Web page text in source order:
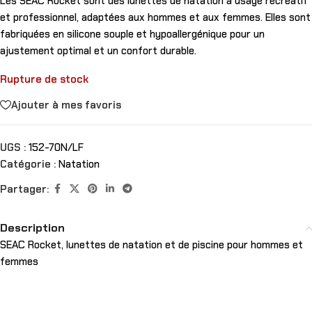
et professionnel, adaptées aux hommes et aux femmes. Elles sont
fabriquées en silicone souple et hypoallergénique pour un
ajustement optimal et un confort durable.
Rupture de stock
Ajouter à mes favoris
UGS : 152-70N/LF
Catégorie : Natation
Partager:
Description
SEAC Rocket, lunettes de natation et de piscine pour hommes et
femmes